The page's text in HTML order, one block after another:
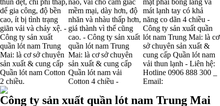
thun dệt, chi phí thấp,
dể gia công, độ bền
cao, ít bị tình trạng
giãn vải và chảy xệ. -
Công ty sản xuất
quần lót nam Trung
Mai: là cơ sở chuyên
sản xuất & cung cấp
Quần lót nam Cotton
2 chiều.
nào, vải cho cảm giác
mềm mại, dày hơn, độ
nhăn và nhàu thấp hơn,
giá thành vì thế cũng
cao. - Công ty sản xuất
quần lót nam Trung
Mai: là cơ sở chuyên
sản xuất & cung cấp
Quần lót nam vải
Cotton 4 chiều -
mặt phải bóng láng và
mát lạnh tay có khả
năng co dãn 4 chiều -
Công ty sản xuất quần
lót nam Trung Mai: là cơ
sở chuyên sản xuất &
cung cấp Quần lót nam
vải thun lạnh - Liên hệ:
Hotline 0906 888 300 _
Email:
Công ty sản xuất quần lót nam Trung Mai